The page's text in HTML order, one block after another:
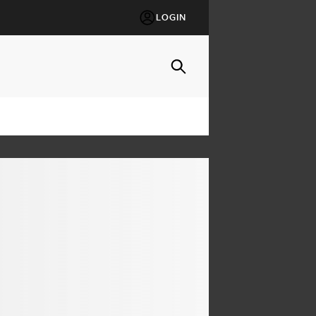
LOGIN